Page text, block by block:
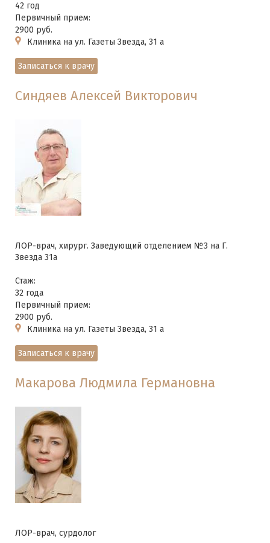
42 год
Первичный прием:
2900 руб.
Клиника на ул. Газеты Звезда, 31 а
Записаться к врачу
Синдяев Алексей Викторович
ЛОР-врач, хирург. Заведующий отделением №3 на Г.
Звезда 31а
Стаж:
32 года
Первичный прием:
2900 руб.
Клиника на ул. Газеты Звезда, 31 а
Записаться к врачу
Макарова Людмила Германовна
ЛОР-врач, сурдолог